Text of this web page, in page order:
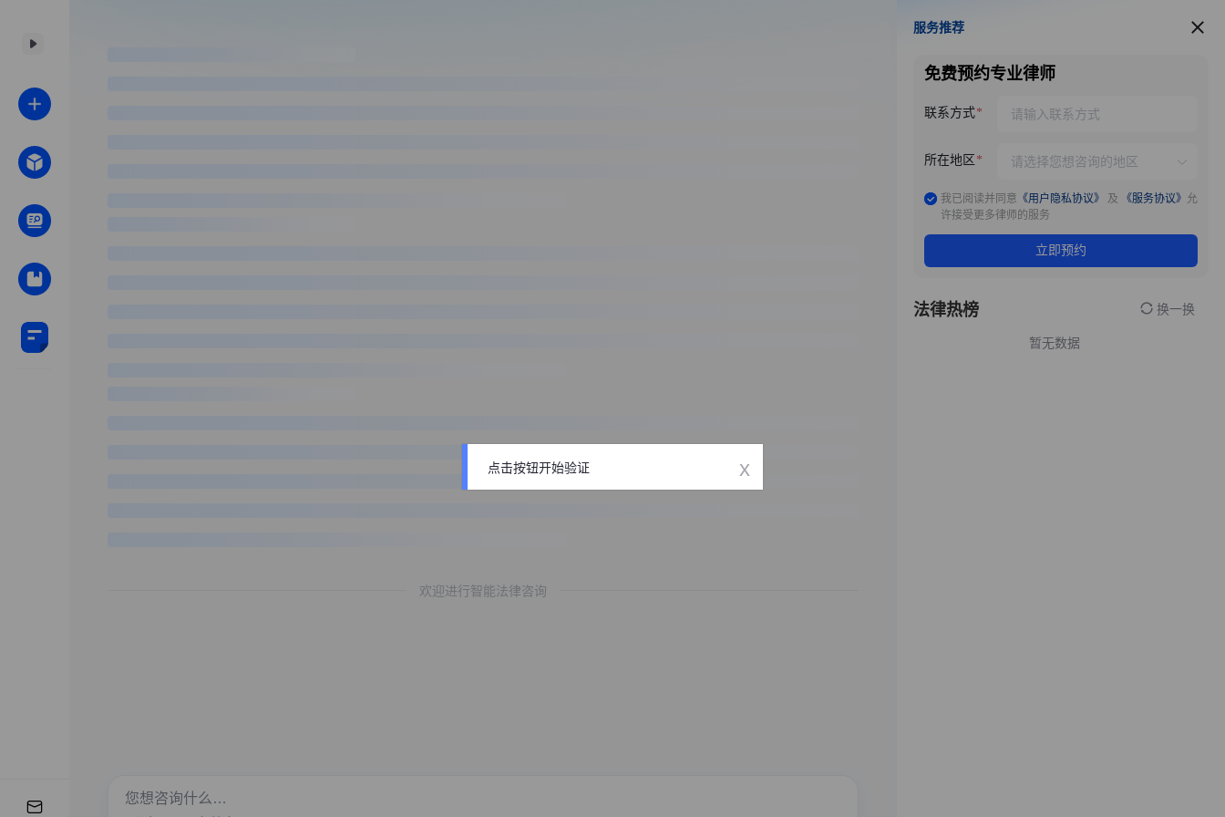
欢迎进行智能法律咨询
服务推荐
服务推荐
免费预约专业律师
联系方式
所在地区
我已阅读并同意 《用户隐私协议》 及 《服务协议》 允
许接受更多律师的服务
立即预约
法律热榜 换一换
暂无数据
点击按钮开始验证 x